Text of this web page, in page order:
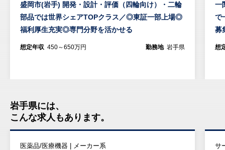
盛岡市(岩手) 開発・設計・評価（四輪向け）・二輪
部品では世界シェアTOPクラス／◎東証一部上場◎
福利厚生充実◎専門分野を活かせる
想定年収 450～650万円 勤務地 岩手県
一
で
募
想
岩手県には、
こんな求人もあります。
医薬品/医療機器 | メーカー系 サ